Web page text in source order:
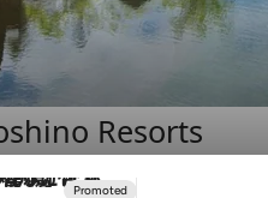
Resorts